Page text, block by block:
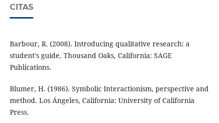
CITAS
Barbour, R. (2008). Introducing qualitative research: a
student's guide. Thousand Oaks, California: SAGE
Publications.
Blumer, H. (1986). Symbolic Interactionism, perspective and
method. Los Ángeles, California: University of California
Press.